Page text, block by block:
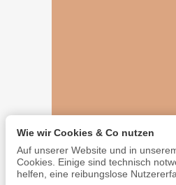
Wie wir Cookies & Co nutzen
Auf unserer Website und in
Cookies. Einige sind technisch
helfen, eine reibungslose